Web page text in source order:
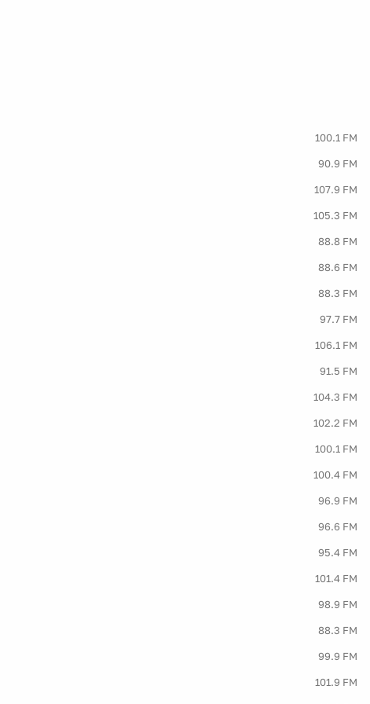
100.1 FM
90.9 FM
107.9 FM
105.3 FM
88.8 FM
88.6 FM
88.3 FM
97.7 FM
106.1 FM
91.5 FM
104.3 FM
102.2 FM
100.1 FM
100.4 FM
96.9 FM
96.6 FM
95.4 FM
101.4 FM
98.9 FM
88.3 FM
99.9 FM
101.9 FM